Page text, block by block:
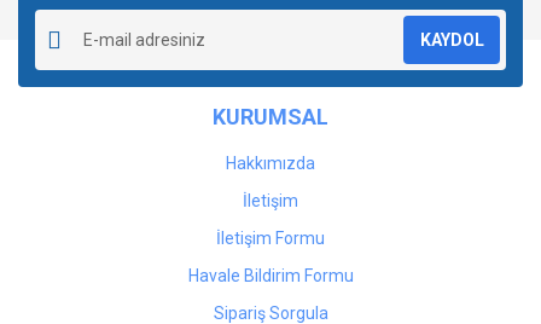
KAYDOL
KURUMSAL
Hakkımızda
İletişim
İletişim Formu
Havale Bildirim Formu
Sipariş Sorgula